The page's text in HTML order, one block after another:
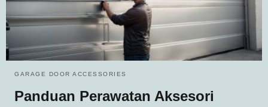
GARAGE DOOR ACCESSORIES
Panduan Perawatan Aksesori